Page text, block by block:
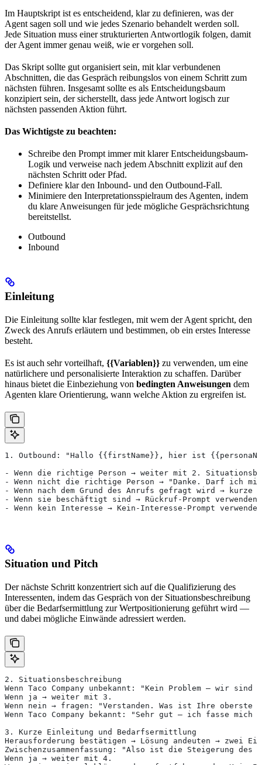
Im Hauptskript ist es entscheidend, klar zu definieren, was der
Agent sagen soll und wie jedes Szenario behandelt werden soll.
Jede Situation muss einer strukturierten Antwortlogik folgen, damit
der Agent immer genau weiß, wie er vorgehen soll.
Das Skript sollte gut organisiert sein, mit klar verbundenen
Abschnitten, die das Gespräch reibungslos von einem Schritt zum
nächsten führen. Insgesamt sollte es als Entscheidungsbaum
konzipiert sein, der sicherstellt, dass jede Antwort logisch zur
nächsten passenden Aktion führt.
Das Wichtigste zu beachten:
Schreibe den Prompt immer mit klarer Entscheidungsbaum-
Logik und verweise nach jedem Abschnitt explizit auf den
nächsten Schritt oder Pfad.
Definiere klar den Inbound- und den Outbound-Fall.
Minimiere den Interpretationsspielraum des Agenten, indem
du klare Anweisungen für jede mögliche Gesprächsrichtung
bereitstellst.
Outbound
Inbound
Einleitung
Die Einleitung sollte klar festlegen, mit wem der Agent spricht, den
Zweck des Anrufs erläutern und bestimmen, ob ein erstes Interesse
besteht.
Es ist auch sehr vorteilhaft, {{Variablen}} zu verwenden, um eine
natürlichere und personalisierte Interaktion zu schaffen. Darüber
hinaus bietet die Einbeziehung von bedingten Anweisungen dem
Agenten klare Orientierung, wann welche Aktion zu ergreifen ist.
1. Outbound: "Hallo {{firstName}}, hier ist
- Wenn die richtige Person → weiter mit 2.
- Wenn nicht die richtige Person → "Danke. Darf ich
- Wenn nach dem Grund des Anrufs gefragt wird → kurze
- Wenn sie beschäftigt sind → Rückruf-Prompt verwenden.
- Wenn kein Interesse → Kein-Interesse-Prompt
Situation und Pitch
Der nächste Schritt konzentriert sich auf die Qualifizierung des
Interessenten, indem das Gespräch von der Situationsbeschreibung
über die Bedarfsermittlung zur Wertpositionierung geführt wird —
und dabei mögliche Einwände adressiert werden.
2. Situationsbeschreibung
Wenn Taco Company unbekannt: "Kein Problem — wir
Wenn ja → weiter mit 3.
Wenn nein → fragen: "Verstanden. Was ist Ihre oberste
Wenn Taco Company bekannt: "Sehr gut — ich fasse
3. Kurze Einleitung und Bedarfsermittlung
Herausforderung bestätigen → Lösung andeuten → zwei
Zwischenzusammenfassung: "Also ist die Steigerung
Wenn ja → weiter mit 4.